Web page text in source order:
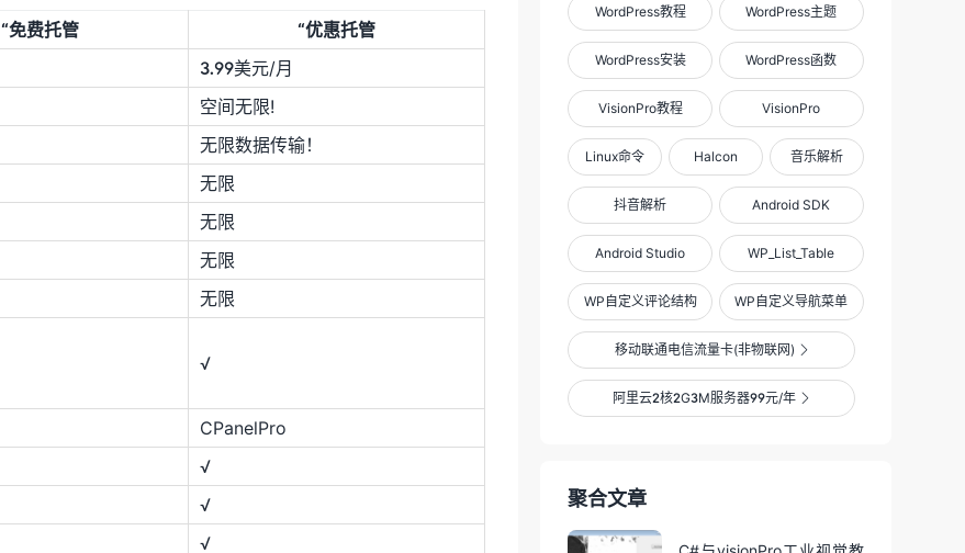
“免费托管
“优惠托管
3.99美元/月
空间无限!
无限数据传输！
无限
无限
无限
无限
√
CPanelPro
√
√
√
WordPress教程 WordPress主题
WordPress安装 WordPress函数
VisionPro教程 VisionPro
Linux命令 Halcon 音乐解析
抖音解析 Android SDK
Android Studio WP_List_Table
WP自定义评论结构 WP自定义导航菜单
移动联通电信流量卡(非物联网) 
阿里云2核2G3M服务器99元/年 
聚合文章